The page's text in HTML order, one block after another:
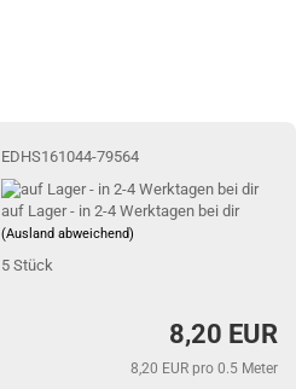
EDHS161044-79564
auf Lager - in 2-4 Werktagen bei dir
(Ausland abweichend)
5Stück
8,20 EUR
8,20 EUR pro 0.5 Meter